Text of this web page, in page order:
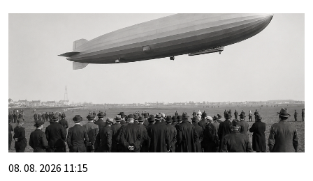
08. 08. 2026 11:15